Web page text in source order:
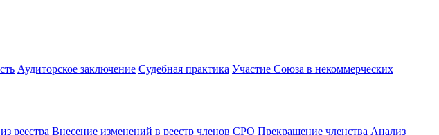
Аудиторское заключение Судебная практика Участие Союза в некоммерческих
реестра Внесение изменений в реестр членов СРО Прекращение членства Анализ